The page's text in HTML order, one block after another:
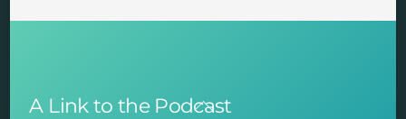
Back
A Link to the Podcast